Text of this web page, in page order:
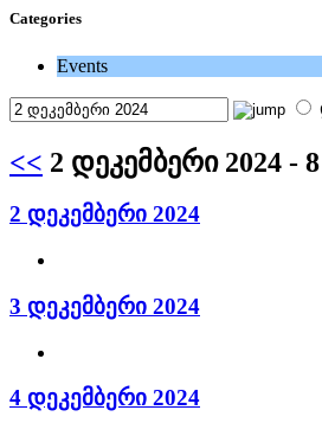
Categories
Events
<< 2 დეკემბერი 2024 -
2 დეკემბერი 2024
3 დეკემბერი 2024
4 დეკემბერი 2024